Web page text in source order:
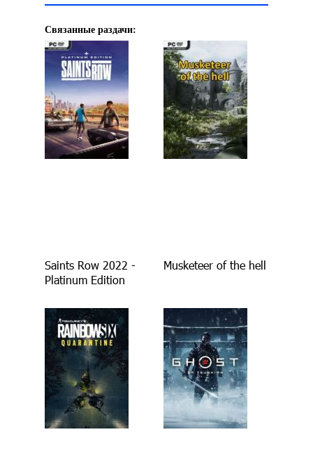
Связанные раздачи:
Saints Row 2022 -
Platinum Edition
Musketeer of the hell